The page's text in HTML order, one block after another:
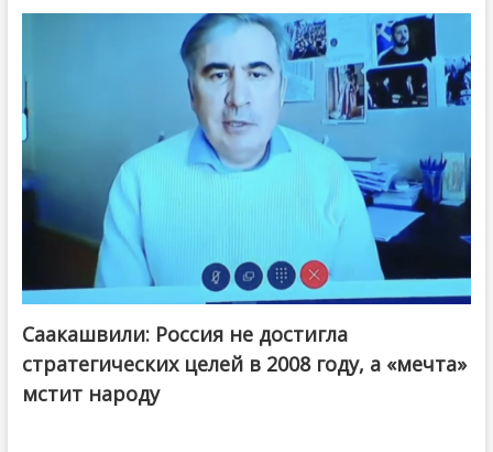
Саакашвили: Россия не достигла
стратегических целей в 2008 году, а «мечта»
мстит народу